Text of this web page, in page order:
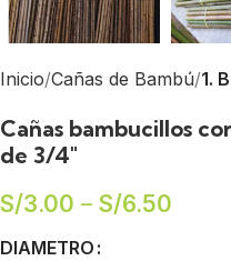
Inicio Cañas de Bambú 1.
Cañas bambucillos
de 3/4″
S/3.00 – S/6.50
DIAMETRO